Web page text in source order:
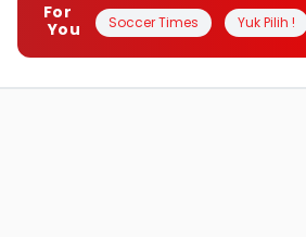
For
You
Soccer Times Yuk Pilih !